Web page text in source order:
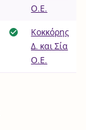
Ο.Ε.
Κοκκόρης
Δ. και Σία
Ο.Ε.